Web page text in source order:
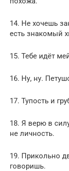
14. Не хочешь
есть знакомый
15. Тебе идёт
16. Ну, ну.
17. Тупость и
18. Я верю в
не личность.
19. Прикольно
говоришь.